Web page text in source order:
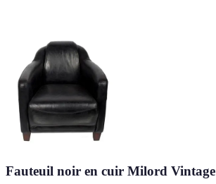
Fauteuil noir en cuir Milord Vintage